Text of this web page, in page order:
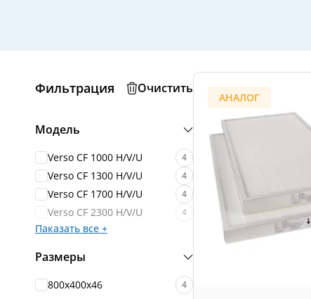
Фильтрация Очистить
Модель
Verso CF 1000 H/V/U 4
Verso CF 1300 H/V/U 4
Verso CF 1700 H/V/U 4
Verso CF 2300 H/V/U 4
Паказать все +
Размеры
800x400x46 4
АНАЛОГ